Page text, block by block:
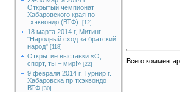
Открытый чемпионат
Хабаровского края по
тхэквондо (ВТФ).
[12]
18 марта 2014 г, Митинг
"Народный сход за братский
народ" [118]
Открытие выставки «О,
спорт, ты – мир!» [22]
9 февраля 2014 г. Турнир г.
Хабаровска пр тхэквондо
ВТФ [30]
Всего